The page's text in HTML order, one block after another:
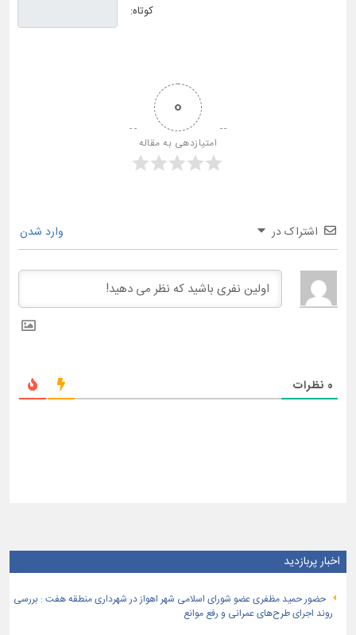
کوتاه:
0
امتیازدهی به مقاله
اشتراک در وارد شدن
0 نظرات
اخبار پربازدید
حضور حمید مظفری عضو شورای اسلامی شهر اهواز در شهرداری منطقه هفت : بررسی
روند اجرای طرح‌های عمرانی و رفع موانع